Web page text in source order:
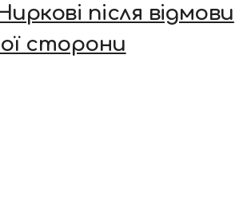
після відмови
сторони